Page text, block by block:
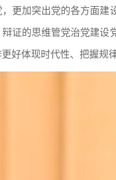
更加突出党的各方面
证的思维管党治党建
好体现时代性、把握规